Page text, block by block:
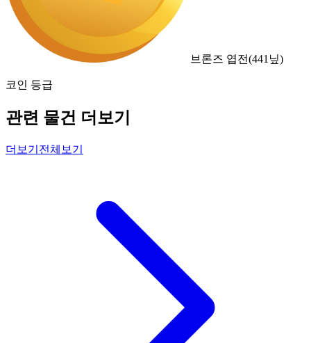
브론즈 엽전(441 닢)
코인 등급
관련 물건 더보기
더보기 전체보기